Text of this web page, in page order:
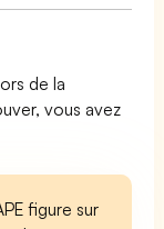
de la
vous avez
figure sur